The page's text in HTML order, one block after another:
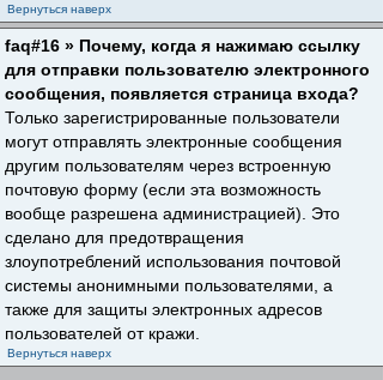
Вернуться наверх
faq#16 » Почему, когда я нажимаю ссылку
для отправки пользователю электронного
сообщения, появляется страница входа?
Только зарегистрированные пользователи
могут отправлять электронные сообщения
другим пользователям через встроенную
почтовую форму (если эта возможность
вообще разрешена администрацией). Это
сделано для предотвращения
злоупотреблений использования почтовой
системы анонимными пользователями, а
также для защиты электронных адресов
пользователей от кражи.
Вернуться наверх